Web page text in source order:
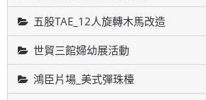
五股TAE_12人旋轉木馬改造
世貿三館婦幼展活動
鴻臣片場_美式彈珠檯